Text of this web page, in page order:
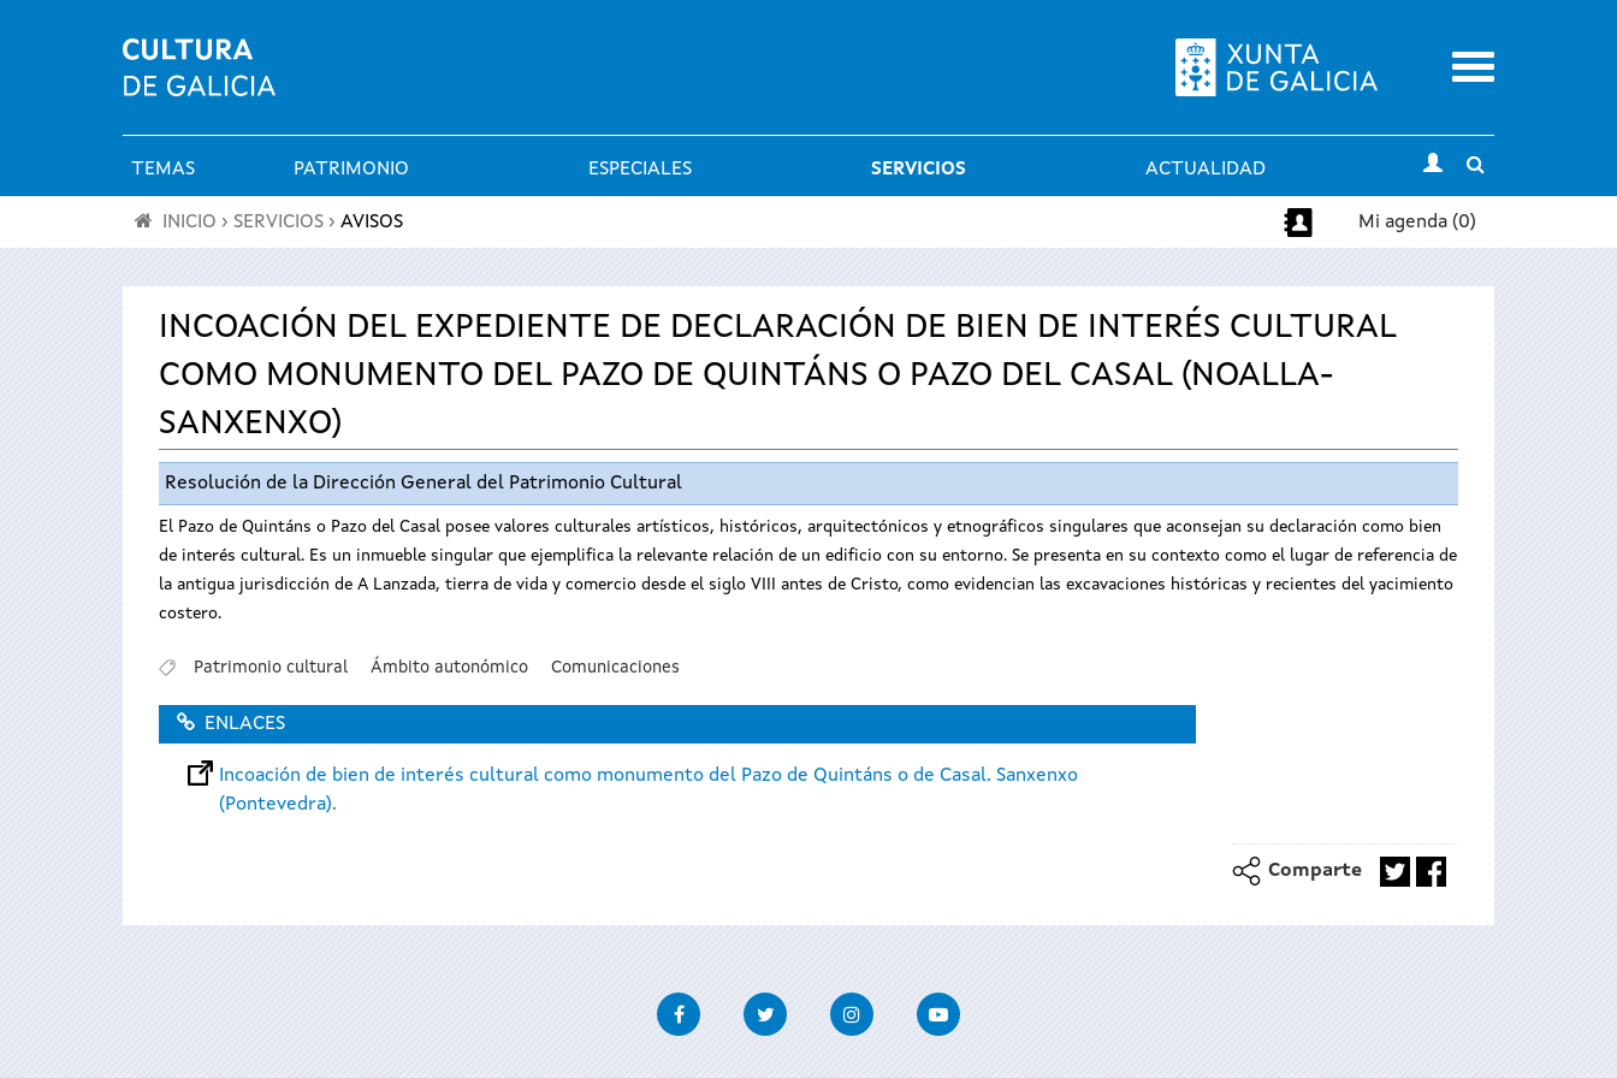
Menu
Menú
principal
TEMAS PATRIMONIO ESPECIALES SERVICIOS ACTUALIDAD
search
encuentra
usted
aquí
INICIO › SERVICIOS › AVISOS Mi agenda (0)
INCOACIÓN DEL EXPEDIENTE DE DECLARACIÓN DE BIEN DE INTERÉS CULTURAL
COMO MONUMENTO DEL PAZO DE QUINTÁNS O PAZO DEL CASAL (NOALLA-
SANXENXO)
Resolución de la Dirección General del Patrimonio Cultural
El Pazo de Quintáns o Pazo del Casal posee valores culturales artísticos, históricos, arquitectónicos y etnográficos singulares que aconsejan su declaración como bien
de interés cultural. Es un inmueble singular que ejemplifica la relevante relación de un edificio con su entorno. Se presenta en su contexto como el lugar de referencia de
la antigua jurisdicción de A Lanzada, tierra de vida y comercio desde el siglo VIII antes de Cristo, como evidencian las excavaciones históricas y recientes del yacimiento
costero.
Patrimonio cultural Ámbito autonómico Comunicaciones
ENLACES
Incoación de bien de interés cultural como monumento del Pazo de Quintáns o de Casal. Sanxenxo
(Pontevedra).
Comparte
FacebookTwitter InstagramYoutube